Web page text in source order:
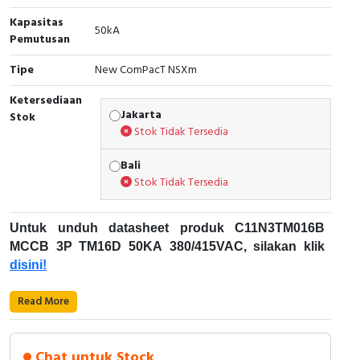
Cable Operated Switch
Signalling Columns
Safety Sensors
Ultrasonic & Rotary Encoder
Limit Switch
Inductive Sensors
Photoelectric
Cam Switch
Panel Box
Kapasitas
Pemutusan
50kA
Tipe
New ComPacT NSXm
Ketersediaan
Stok
Jakarta
Stok Tidak Tersedia
Bali
Stok Tidak Tersedia
Untuk unduh datasheet produk C11N3TM016B
MCCB 3P TM16D 50KA 380/415VAC, silakan klik
disini!
Karakteristik Teknikal:
Read More